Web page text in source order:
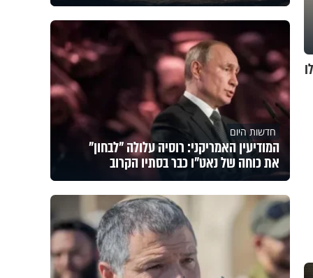
חדשות היום
המודיעין האמריקני: רוסיה עלולה "לבחון"
את כוחה של נאט"ו כבר בסתיו הקרוב